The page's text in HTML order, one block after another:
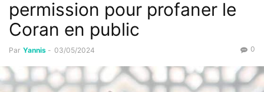
permission pour profaner le
Coran en public
Par Yannis - 03/05/2024 0